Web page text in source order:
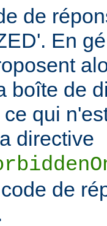
de
En
boîte de
qui
directive
de